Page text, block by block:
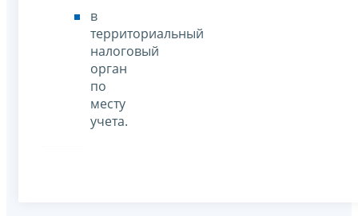
в
территориальный
налоговый
орган
по
месту
учета.